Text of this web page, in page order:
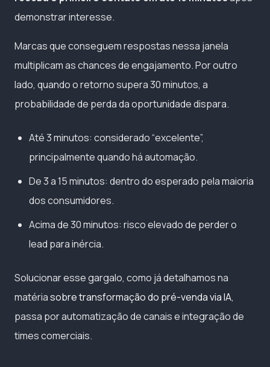
demonstrar interesse.
Marcas que conseguem respostas nessa janela
multiplicam as chances de engajamento. Por outro
lado, quando o retorno supera 30 minutos, a
probabilidade de perda da oportunidade dispara.
Até 3 minutos: considerado “excelente”,
principalmente quando há automação.
De 3 a 15 minutos: dentro do esperado pela maioria
dos consumidores.
Acima de 30 minutos: risco elevado de perder o
lead para inércia.
Solucionar esse gargalo, como já detalhamos na
matériasobre transformação do pré-venda via IA,
passa por automatização de canais e integração de
times comerciais.